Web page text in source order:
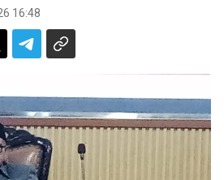
16:48